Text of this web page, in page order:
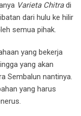
Varieta Chitradi
dari hulu ke hilir
semua pihak.
yang bekerja
yang akan
Sembalun nantinya.
yang harus